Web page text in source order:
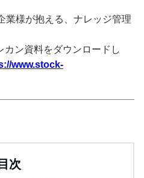
業様が抱える、ナレッジ管理
ン資料をダウンロードし
www.stock-
目次